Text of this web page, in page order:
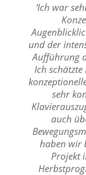
‘Ich war
und der
Aufführung
Ich
sehr
auch
haben wir
Projekt